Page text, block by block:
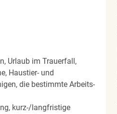
Urlaub im Trauerfall,
Haustier- und
die bestimmte Arbeits-
kurz-/langfristige